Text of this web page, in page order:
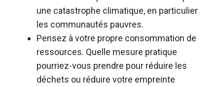
une catastrophe climatique, en particulier
les communautés pauvres.
Pensez à votre propre consommation de
ressources. Quelle mesure pratique
pourriez-vous prendre pour réduire les
déchets ou réduire votre empreinte